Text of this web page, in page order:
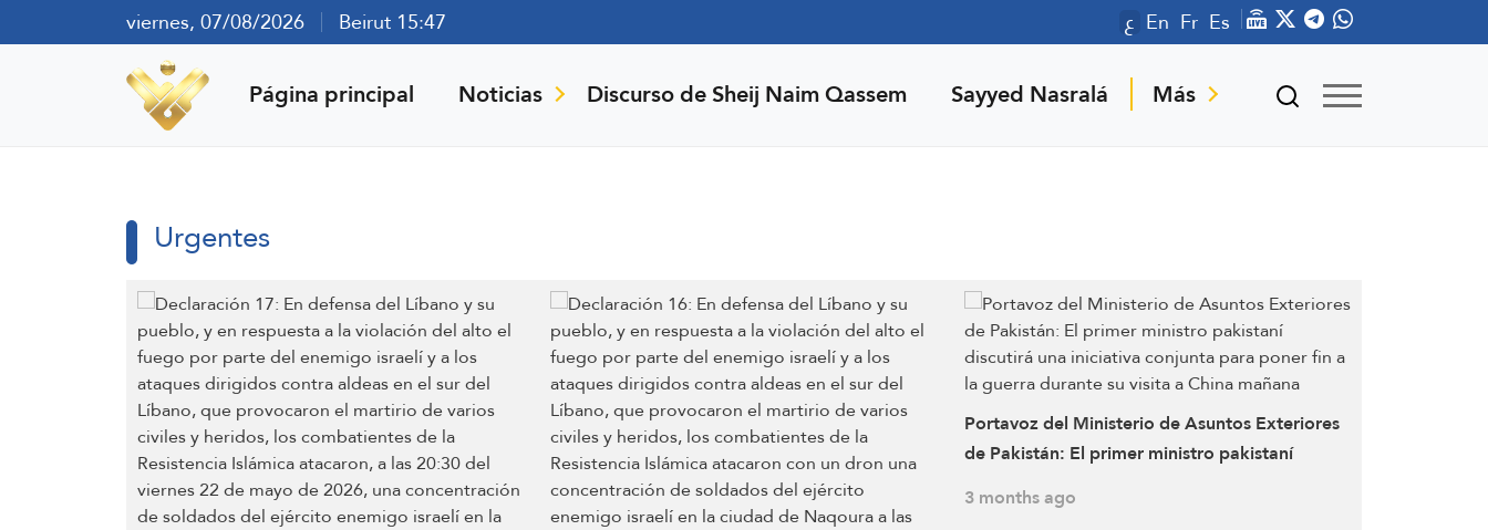
viernes, 07/08/2026 Beirut 15:47 ع En Fr Es
Página principal Noticias Discurso de Sheij Naim Qassem Sayyed Nasralá Más
Urgentes
Portavoz del Ministerio de Asuntos Exteriores
de Pakistán: El primer ministro pakistaní
discutirá una iniciativa conjunta para poner fin
a la guerra durante su visita a China mañana
3 months ago